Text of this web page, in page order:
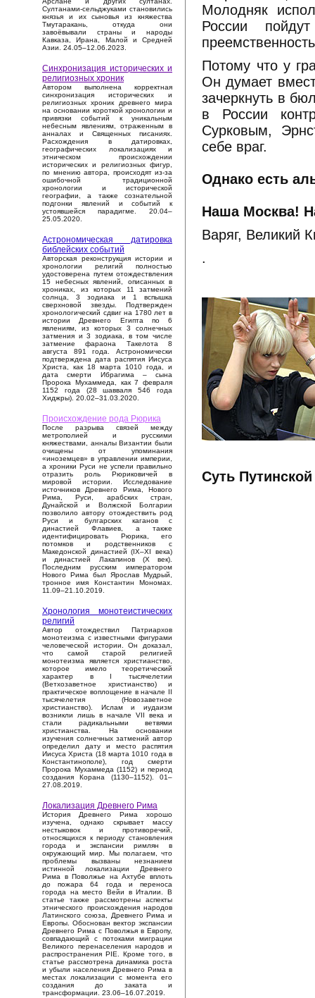
Султанами-сельджуками становились
князья и их сыновья из княжества
Тмутаракань, откуда они
завоёвывали страны и народы
Кавказа, Ирана, Малой и Средней
Азии. 24.05–12.06.2023.
Синхронизация исторических и
религиозных хроник
Автором выполнена корректная
синхронизация исторических и
религиозных хроник древнего мира
на основании короткой хронологии и
привязки событий к уникальным
небесным явлениям, отраженным в
анналах и Священных писаниях.
Расхождения в датировках,
географических локализациях и
этническом происхождении
исторических и религиозных фигур,
по мнению автора, происходят из-за
ошибочной традиционной
хронологии и исторической
географии, а также сознательной
подгонки явлений и событий к
устоявшейся парадигме. 20.04–
25.05.2020.
Астрономическая датировка
библейских событий
Авторская реконструкция истории и
хронологии религий полностью
удостоверена путем отождествления
15 небесных явлений, описанных в
хрониках, из которых 11 затмений
солнца, 3 зодиака и 1 вспышка
сверхновой звезды. Подтвержден
хронологический сдвиг на 1780 лет в
истории Древнего Египта по 6
явлениям, из которых 3 солнечных
затмения и 3 зодиака, в том числе
затмение фараона Такелота 8
августа 891 года. Астрономически
подтверждена дата распятия Иисуса
Христа, как 18 марта 1010 года, и
дата смерти Ибрагима – сына
Пророка Мухаммеда, как 7 февраля
1152 года (28 шавваля 546 года
Хиджры). 20.02–31.03.2020.
Происхождение рода Рюрика
После разрыва связей между
метрополией и русскими
княжествами, анналы Византии были
очищены от упоминания
«иноземцев» в управлении империи,
а хроники Руси не успели правильно
отразить роль Рюриковичей в
мировой истории. Исследование
источников Древнего Рима, Нового
Рима, Руси, арабских стран,
Дунайской и Волжской Болгарии
позволило автору отождествить род
Руси и булгарских каганов с
династией Флавиев, а также
идентифицировать Рюрика, его
потомков и родственников с
Македонской династией (IX–XI века)
и династией Лакапинов (X век).
Последним русским императором
Нового Рима был Ярослав Мудрый,
тронное имя Константин Мономах.
11.09–21.10.2019.
Хронология монотеистических
религий
Автор отождествил Патриархов
монотеизма с известными фигурами
человеческой истории. Он доказал,
что самой старой религией
монотеизма является христианство,
которое имело теоретический
характер в I тысячелетии
(Ветхозаветное христианство) и
практическое воплощение в начале II
тысячелетия (Новозаветное
христианство). Ислам и иудаизм
возникли лишь в начале VII века и
стали радикальными ветвями
христианства. На основании
изучения солнечных затмений автор
определил дату и место распятия
Иисуса Христа (18 марта 1010 года в
Константинополе), год смерти
Пророка Мухаммеда (1152) и период
создания Корана (1130–1152). 01–
27.08.2019.
Локализация Древнего Рима
История Древнего Рима хорошо
изучена, однако скрывает массу
нестыковок и противоречий,
относящихся к периоду становления
города и экспансии римлян в
окружающий мир. Мы полагаем, что
проблемы вызваны незнанием
истинной локализации Древнего
Рима в Поволжье на Ахтубе вплоть
до пожара 64 года и переноса
города на место Вейи в Италии. В
статье также рассмотрены аспекты
этнического происхождения народов
Латинского союза, Древнего Рима и
Европы. Обоснован вектор экспансии
Древнего Рима с Поволжья в Европу,
совпадающий с потоками миграции
Великого перенаселения народов и
распространения PIE. Кроме того, в
статье рассмотрена динамика роста
и убыли населения Древнего Рима в
местах локализации с момента его
создания до заката и
трансформации. 23.06–16.07.2019.
Молодняк
России
Потому что у
Он думает
зачеркнуть в
в России
Сурковым,
себе враг.
Однако есть
Наша Москва!
Варяг, Великий
.
Суть